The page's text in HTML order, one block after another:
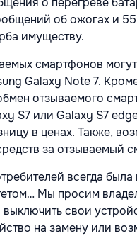
об ожогах и
имуществу.
смартфонов
Galaxy Note 7.
отзываемого
S7 или Galaxy S7
в ценах. Также,
за отзываемый
всегда
Мы просим
выключить свои
на замену или